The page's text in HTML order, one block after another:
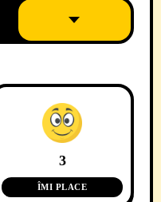
3
ÎMI PLACE